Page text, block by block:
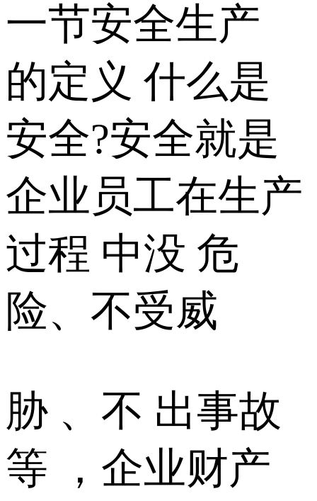
一节安全生产
的定义 什么是
安全?安全就是
企业员工在生产
过程 中没 危
险、不受威
胁 、不 出事故
等 ，企业财产